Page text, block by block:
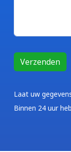
Laat uw
Binnen 24 uur